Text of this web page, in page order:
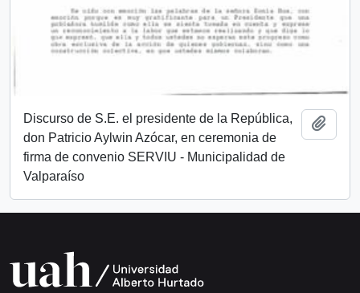
Discurso de S.E. el presidente de la República,
don Patricio Aylwin Azócar, en ceremonia de
firma de convenio SERVIU - Municipalidad de
Valparaíso